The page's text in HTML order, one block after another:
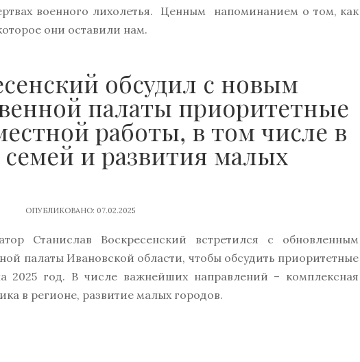
военного лихолетья. Ценным напоминанием о том, как
они оставили нам.
обсудил с новым
палаты приоритетные
работы, в том числе в
и развития малых
ОПУБЛИКОВАНО: 07.02.2025
Станислав Воскресенский встретился с обновленным
палаты Ивановской области, чтобы обсудить приоритетные
2025 год. В числе важнейших направлений – комплексная
в регионе, развитие малых городов.